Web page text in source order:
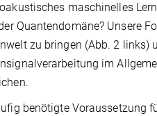
maschinelles
Quantendomäne? Unsere
zu bringen (Abb. 2 links)
im
benötigte Voraussetzung